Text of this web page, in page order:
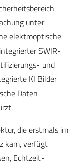
unter
elektrooptische
SWIR-
und
KI Bilder
Daten
die erstmals im
kam, verfügt
Echtzeit-